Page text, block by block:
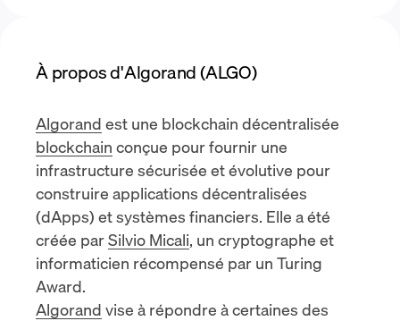
À propos d'Algorand (ALGO)
Algorand est une blockchain décentralisée
blockchain conçue pour fournir une
infrastructure sécurisée et évolutive pour
construire applications décentralisées
(dApps) et systèmes financiers. Elle a été
créée parSilvio Micali, un cryptographe et
informaticien récompensé par un Turing
Award.
Algorand vise à répondre à certaines des